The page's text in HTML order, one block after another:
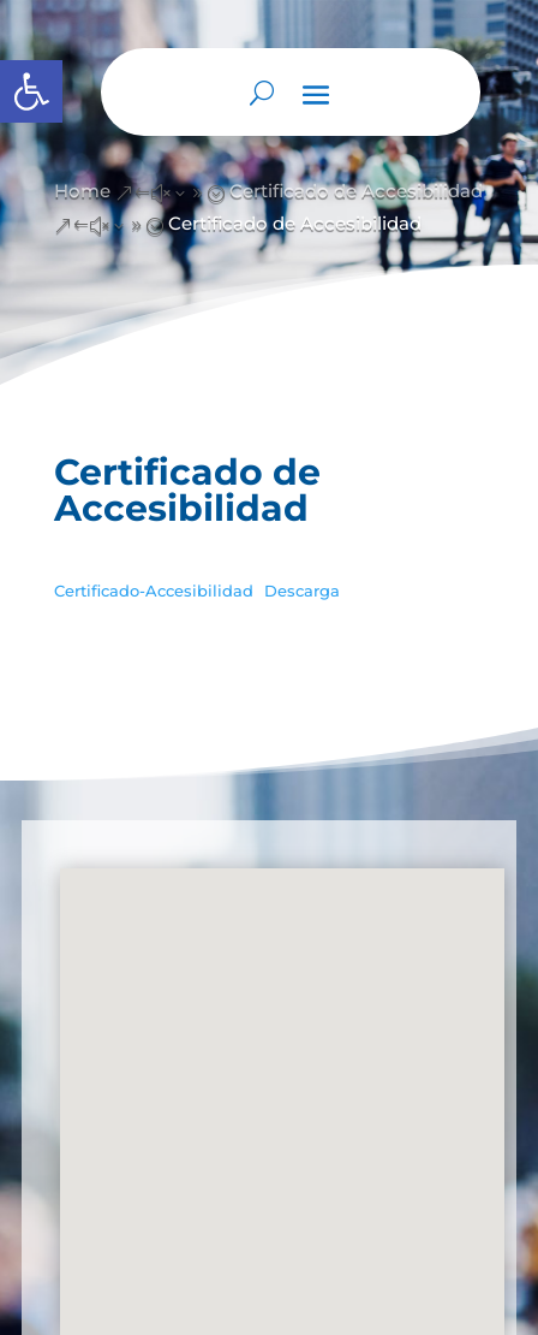
Abrir barra de herramientas
Home &#x39; Certificado de Accesibilidad
&#x39; Certificado de Accesibilidad
Certificado de
Accesibilidad
Certificado-Accesibilidad Descarga